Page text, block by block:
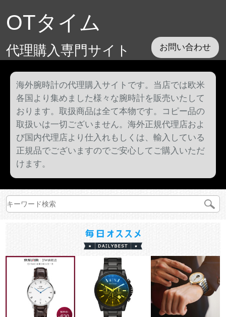
OTタイム
代理購入専門サイト お問い合わせ
海外腕時計の代理購入サイトです。当店では欧米
各国より集めました様々な腕時計を販売いたして
おります。取扱商品は全て本物です。コピー品の
取扱いは一切ございません。海外正規代理店およ
び国内代理店より仕入れもしくは、輸入している
正規品でございますのでご安心してご購入いただ
けます。